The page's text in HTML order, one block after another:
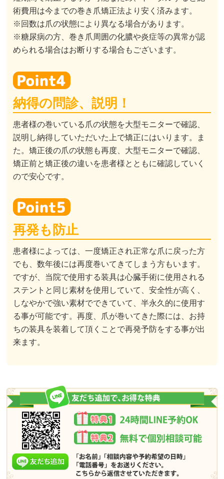
術費用は今までの巻き爪矯正法より安く済みます。
※回数は爪の状態により異なる場合があります。
※糖尿病の方、巻き爪周囲の化膿や炎症等の異常が認
められる場合はお断りする場合もございます。
納得の問診、説明！
患者様の巻いている爪の状態を大型モニターで確認、
説明し納得していただいた上で矯正にはいります。ま
た。矯正後の爪の状態も再度、大型モニターで確認、
矯正前と矯正後の違いを患者様とともに確認していく
ので安心です。
再発も防止
患者様によっては、一度矯正され正常な爪に戻った方
でも、数年後には再度巻いてきてしまう方もいます。
ですが、当院で使用する装具は心臓手術に使用される
ステントと同じ素材を使用していて、安全性が高く、
しなやかで強い素材でできていて、半永久的に使用す
る事が可能です。再度、爪が巻いてきた際には、お持
ちの装具を装着して頂くことで再発予防をする事が出
来ます。